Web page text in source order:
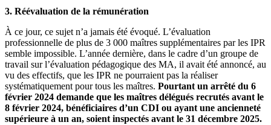
3. Réévaluation de la rémunération
À ce jour, ce sujet n’a jamais été évoqué. L’évaluation
professionnelle de plus de 3 000 maîtres supplémentaires par les IPR
semble impossible. L’année dernière, dans le cadre d’un groupe de
travail sur l’évaluation pédagogique des MA, il avait été annoncé, au
vu des effectifs, que les IPR ne pourraient pas la réaliser
systématiquement pour tous les maîtres. Pourtant un arrêté du 6
février 2024 demande que les maîtres délégués recrutés avant le
8 février 2024, bénéficiaires d’un CDI ou ayant une ancienneté
supérieure à un an, soient inspectés avant le 31 décembre 2025.